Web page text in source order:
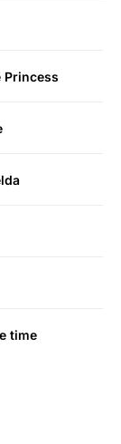
Princess
time